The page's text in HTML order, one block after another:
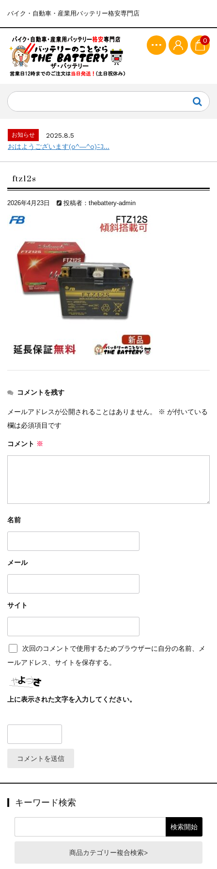
バイク・自動車・産業用バッテリー格安専門店
0
お知らせ
2025.8.5
おはようございます(o^―^o)ﾆｺ...
ftz12s
2026年4月23日 投稿者：thebattery-admin
コメントを残す
メールアドレスが公開されることはありません。 ※ が付いている
欄は必須項目です
コメント ※
名前
メール
サイト
次回のコメントで使用するためブラウザーに自分の名前、メ
ールアドレス、サイトを保存する。
上に表示された文字を入力してください。
キーワード検索
商品カテゴリー複合検索>